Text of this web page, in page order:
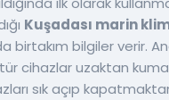
Kuşadası marin
birtakım bilgiler verir.
cihazlar uzaktan
sık açıp